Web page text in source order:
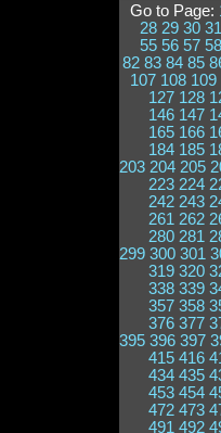
Go to Page:
28 29 30 31
55 56 57 58
82 83 84 85
107 108 109
127 128
146 147
165 166
184 185
203 204 205
223 224
242 243
261 262
280 281
299 300 301
319 320
338 339
357 358
376 377
395 396 397
415 416
434 435
453 454
472 473
491 492